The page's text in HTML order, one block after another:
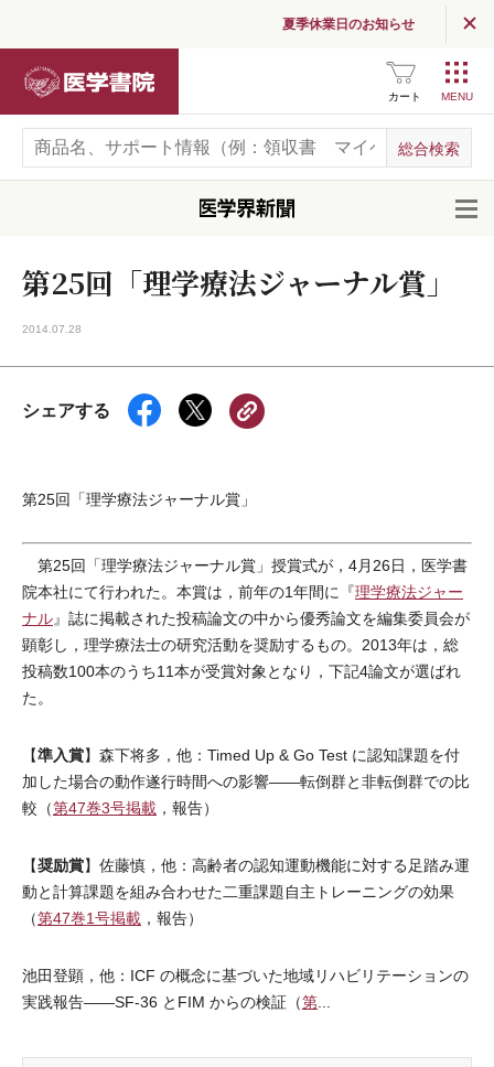
夏季休業日のお知らせ
カート
第25回「理学療法ジャーナル賞」
2014.07.28
シェアする
第25回「理学療法ジャーナル賞」
第25回「理学療法ジャーナル賞」授賞式が，4月26日，医学書
院本社にて行われた。本賞は，前年の1年間に『理学療法ジャー
ナル』誌に掲載された投稿論文の中から優秀論文を編集委員会が
顕彰し，理学療法士の研究活動を奨励するもの。2013年は，総
投稿数100本のうち11本が受賞対象となり，下記4論文が選ばれ
た。
【準入賞】森下将多，他：Timed Up & Go Test に認知課題を付
加した場合の動作遂行時間への影響――転倒群と非転倒群での比
較（第47巻3号掲載 ，報告）
【奨励賞】佐藤慎，他：高齢者の認知運動機能に対する足踏み運
動と計算課題を組み合わせた二重課題自主トレーニングの効果
（第47巻1号掲載 ，報告）
池田登顕，他：ICF の概念に基づいた地域リハビリテーションの
実践報告――SF-36 とFIM からの検証（第